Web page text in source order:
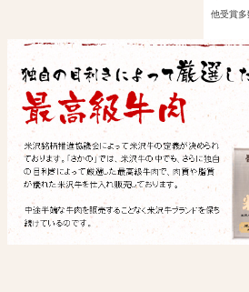
他受賞多